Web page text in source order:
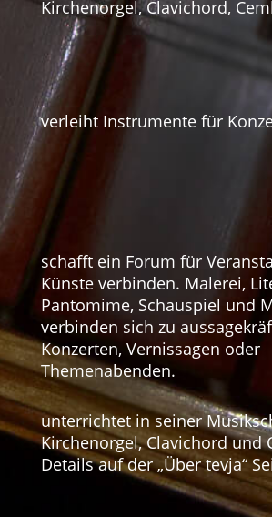
Kirchenorgel, Clavichord,
verleiht Instrumente für
schafft ein Forum für
Künste verbinden. Malerei,
Pantomime, Schauspiel und
verbinden sich zu
Konzerten, Vernissagen oder
Themenabenden.
unterrichtet in seiner
Kirchenorgel, Clavichord und
Details auf der „Über tevja“